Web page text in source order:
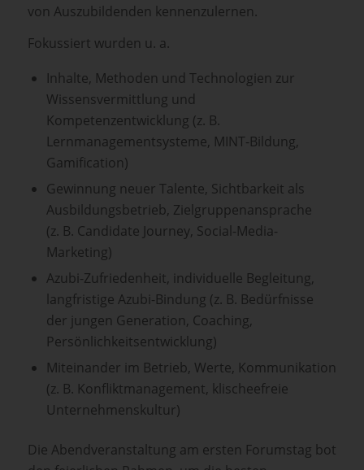
von Auszubildenden kennenzulernen.
Fokussiert wurden u. a.
Inhalte, Methoden und Technologien zur
Wissensvermittlung und
Kompetenzentwicklung (z. B.
Lernmanagementsysteme, MINT-Bildung,
Gamification)
Gewinnung neuer Talente, Sichtbarkeit als
Ausbildungsbetrieb, Zielgruppenansprache
(z. B. Candidate Journey, Social-Media-
Marketing)
Azubi-Zufriedenheit, individuelle Begleitung,
langfristige Azubi-Bindung (z. B. Bedürfnisse
der jungen Generation, Coaching,
Persönlichkeitsentwicklung)
Miteinander im Betrieb, Werte, Kommunikation
(z. B. Konfliktmanagement, klischeefreie
Unternehmenskultur)
Die Abendveranstaltung am ersten Forumstag bot